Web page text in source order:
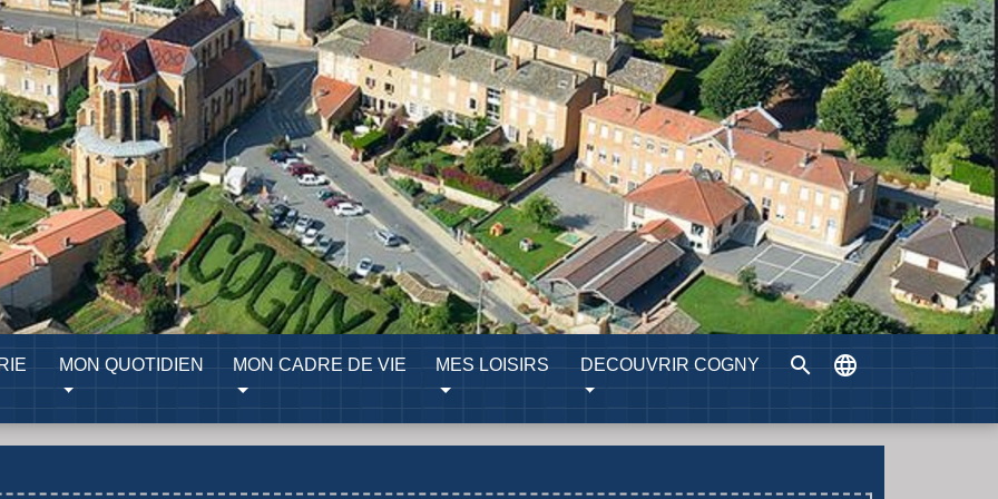
MON QUOTIDIEN MON CADRE DE VIE MES LOISIRS DECOUVRIR COGNY search language